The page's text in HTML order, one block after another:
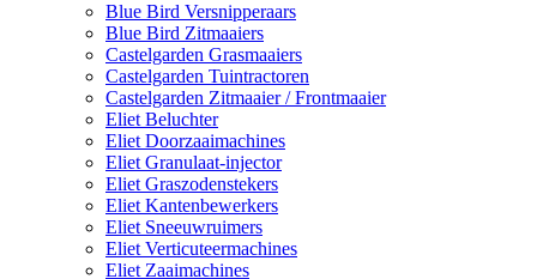
Blue Bird Versnipperaars
Blue Bird Zitmaaiers
Castelgarden Grasmaaiers
Castelgarden Tuintractoren
Castelgarden Zitmaaier / Frontmaaier
Eliet Beluchter
Eliet Doorzaaimachines
Eliet Granulaat-injector
Eliet Graszodenstekers
Eliet Kantenbewerkers
Eliet Sneeuwruimers
Eliet Verticuteermachines
Eliet Zaaimachines